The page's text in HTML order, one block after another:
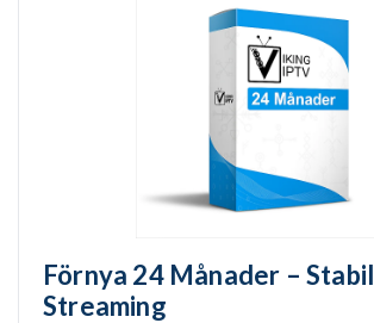
Förnya 24 Månader – Stabil
Streaming